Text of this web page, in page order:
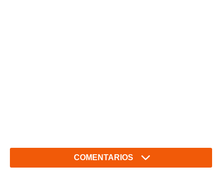
COMENTARIOS